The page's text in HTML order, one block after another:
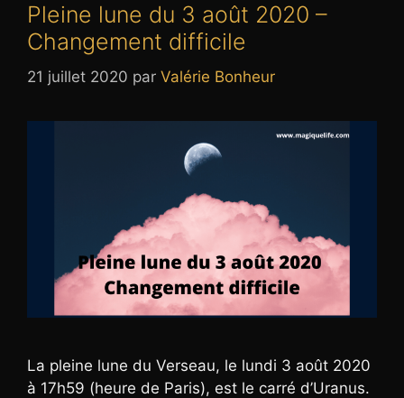
Pleine lune du 3 août 2020 –
Changement difficile
21 juillet 2020 par Valérie Bonheur
La pleine lune du Verseau, le lundi 3 août 2020
à 17h59 (heure de Paris), est le carré d’Uranus.